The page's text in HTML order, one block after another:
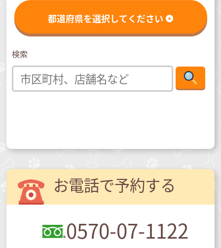
都道府県を選択してください
検索
お電話で予約する
0570-07-1122